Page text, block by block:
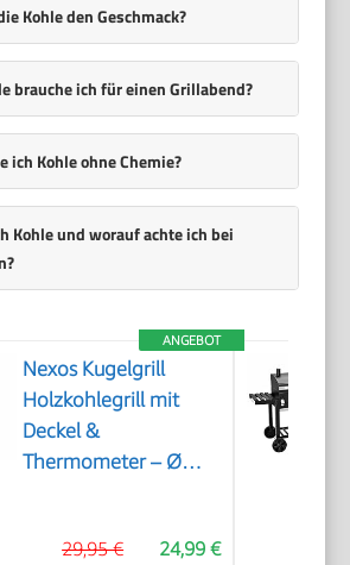
Kohle den Geschmack?
brauche ich für einen Grillabend?
ich Kohle ohne Chemie?
Kohle und worauf achte ich bei
ANGEBOT
Nexos Kugelgrill
Holzkohlegrill mit
Deckel &
Thermometer – Ø
Grillwagen mit
24,99 €
29,95 €